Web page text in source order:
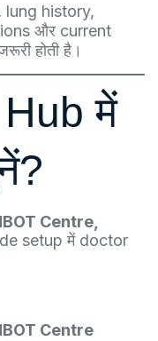
lung history,
और current
होती है।
में
Centre,
setup में doctor
Centre